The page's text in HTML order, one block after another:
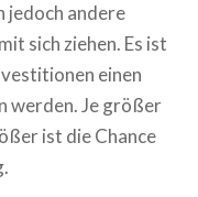
jedoch andere
sich ziehen. Es ist
einen
werden. Je größer
ist die Chance